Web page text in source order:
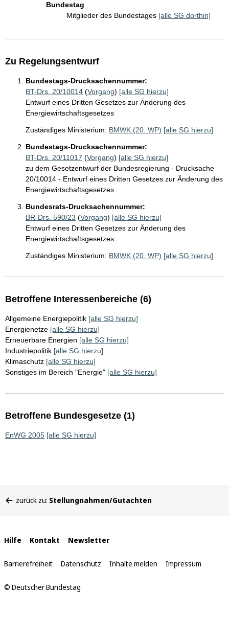
Bundestag
Mitglieder des Bundestages [alle SG dorthin]
Zu Regelungsentwurf
Bundestags-Drucksachennummer:
BT-Drs. 20/10014 (Vorgang) [alle SG hierzu]
Entwurf eines Dritten Gesetzes zur Änderung des
Energiewirtschaftsgesetzes
Zuständiges Ministerium: BMWK (20. WP) [alle SG hierzu]
Bundestags-Drucksachennummer:
BT-Drs. 20/11017 (Vorgang) [alle SG hierzu]
zu dem Gesetzentwurf der Bundesregierung - Drucksache
20/10014 - Entwurf eines Dritten Gesetzes zur Änderung des
Energiewirtschaftsgesetzes
Bundesrats-Drucksachennummer:
BR-Drs. 590/23 (Vorgang) [alle SG hierzu]
Entwurf eines Dritten Gesetzes zur Änderung des
Energiewirtschaftsgesetzes
Zuständiges Ministerium: BMWK (20. WP) [alle SG hierzu]
Betroffene Interessenbereiche (6)
Allgemeine Energiepolitik [alle SG hierzu]
Energienetze [alle SG hierzu]
Erneuerbare Energien [alle SG hierzu]
Industriepolitik [alle SG hierzu]
Klimaschutz [alle SG hierzu]
Sonstiges im Bereich "Energie" [alle SG hierzu]
Betroffene Bundesgesetze (1)
EnWG 2005 [alle SG hierzu]
befinden
zurück zu: Stellungnahmen/Gutachten
Interne
Links
Hilfe Kontakt Newsletter
Barrierefreiheit Datenschutz Inhalte melden Impressum
© Deutscher Bundestag